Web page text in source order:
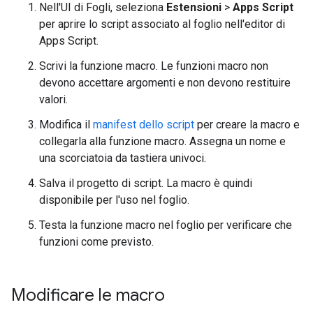
Nell'UI di Fogli, seleziona Estensioni > Apps Script
per aprire lo script associato al foglio nell'editor di
Apps Script.
Scrivi la funzione macro. Le funzioni macro non
devono accettare argomenti e non devono restituire
valori.
Modifica il manifest dello script per creare la macro e
collegarla alla funzione macro. Assegna un nome e
una scorciatoia da tastiera univoci.
Salva il progetto di script. La macro è quindi
disponibile per l'uso nel foglio.
Testa la funzione macro nel foglio per verificare che
funzioni come previsto.
Modificare le macro